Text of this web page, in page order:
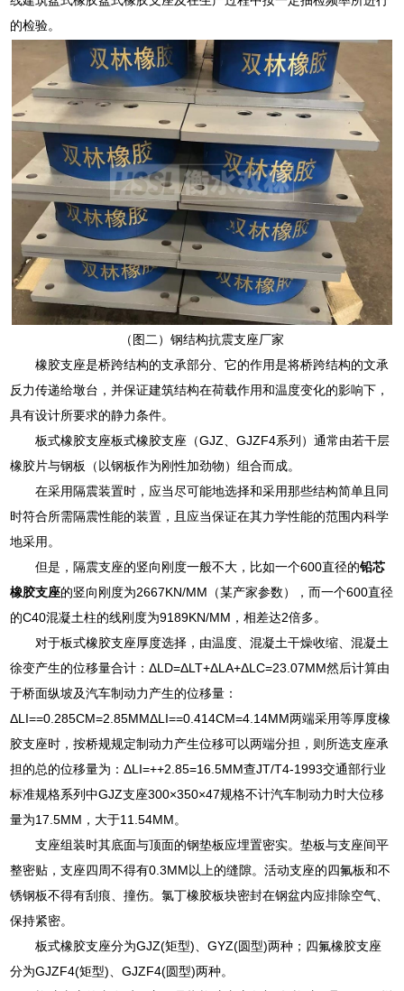
的检验。
（图二）钢结构抗震支座厂家
橡胶支座是桥跨结构的支承部分、它的作用是将桥跨结构的文承
反力传递给墩台，并保证建筑结构在荷载作用和温度变化的影响下，
具有设计所要求的静力条件。
板式橡胶支座板式橡胶支座（GJZ、GJZF4系列）通常由若干层
橡胶片与钢板（以钢板作为刚性加劲物）组合而成。
在采用隔震装置时，应当尽可能地选择和采用那些结构简单且同
时符合所需隔震性能的装置，且应当保证在其力学性能的范围内科学
地采用。
但是，隔震支座的竖向刚度一般不大，比如一个600直径的铅芯
橡胶支座的竖向刚度为2667KN/MM（某产家参数），而一个600直径
的C40混凝土柱的线刚度为9189KN/MM，相差达2倍多。
对于板式橡胶支座厚度选择，由温度、混凝土干燥收缩、混凝土
徐变产生的位移量合计：ΔLD=ΔLT+ΔLA+ΔLC=23.07MM然后计算由
于桥面纵坡及汽车制动力产生的位移量：
ΔLI==0.285CM=2.85MMΔLI==0.414CM=4.14MM两端采用等厚度橡
胶支座时，按桥规规定制动力产生位移可以两端分担，则所选支座承
担的总的位移量为：ΔLI=++2.85=16.5MM查JT/T4-1993交通部行业
标准规格系列中GJZ支座300×350×47规格不计汽车制动力时大位移
量为17.5MM，大于11.54MM。
支座组装时其底面与顶面的钢垫板应埋置密实。垫板与支座间平
整密贴，支座四周不得有0.3MM以上的缝隙。活动支座的四氟板和不
锈钢板不得有刮痕、撞伤。氯丁橡胶板块密封在钢盆内应排除空气、
保持紧密。
板式橡胶支座分为GJZ(矩型)、GYZ(圆型)两种；四氟橡胶支座
分为GJZF4(矩型)、GJZF4(圆型)两种。